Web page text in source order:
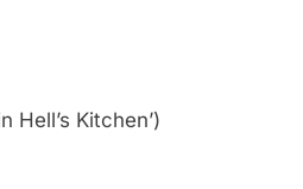
Hell’s Kitchen’)